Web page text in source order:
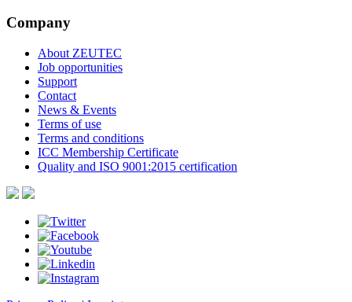
Company
About ZEUTEC
Job opportunities
Support
Contact
News & Events
Terms of use
Terms and conditions
ICC Membership Certificate
Quality and ISO 9001:2015 certification